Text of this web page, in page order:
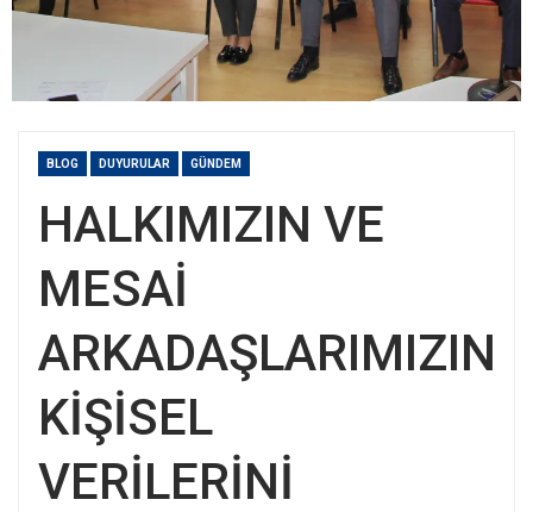
BLOG DUYURULAR GÜNDEM
HALKIMIZIN VE
MESAİ
ARKADAŞLARIMIZIN
KİŞİSEL
VERİLERİNİ